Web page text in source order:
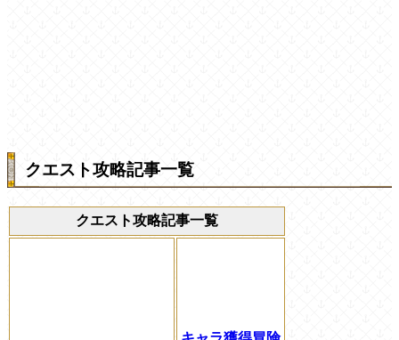
クエスト攻略記事一覧
クエスト攻略記事一覧